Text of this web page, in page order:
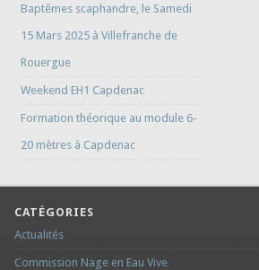
Baptêmes scaphandre, le Samedi
15 Mars 2025 à Villefranche de
Rouergue
Weekend EH1 Capdenac
Formation théorique au module 6-
20 mètres à Capdenac
CATÉGORIES
Actualités
Commission Nage en Eau Vive